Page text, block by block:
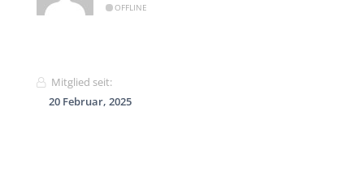
OFFLINE
Mitglied seit:
20 Februar, 2025